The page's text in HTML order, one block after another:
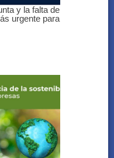
y la falta de
urgente para